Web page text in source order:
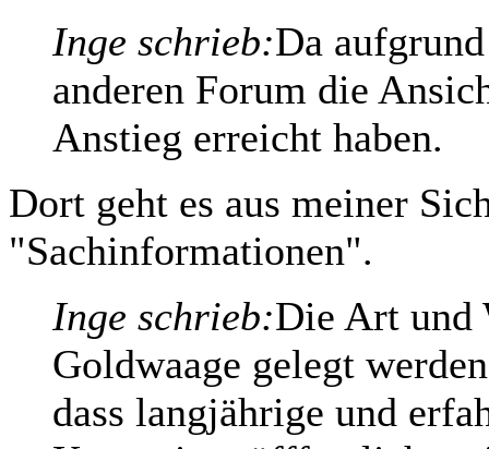
Inge schrieb:Da
anderen Forum die
Anstieg erreicht haben.
Dort geht es aus meiner
"Sachinformationen".
Inge schrieb:Die Art und
Goldwaage gelegt
dass langjährige und